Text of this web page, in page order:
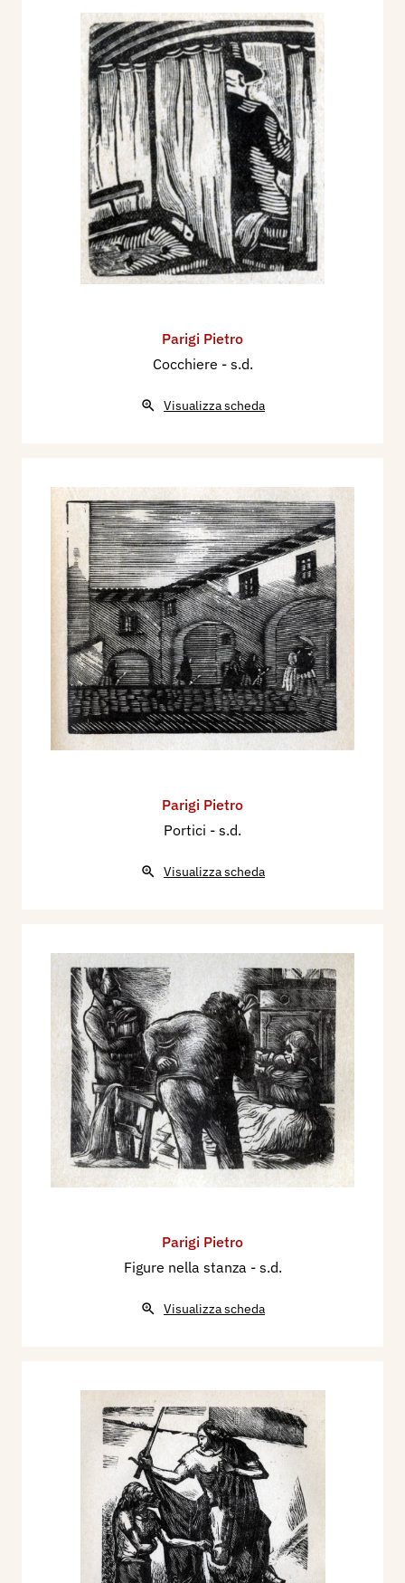
Parigi Pietro
Cocchiere - s.d.
Visualizza scheda
Parigi Pietro
Portici - s.d.
Visualizza scheda
Parigi Pietro
Figure nella stanza - s.d.
Visualizza scheda